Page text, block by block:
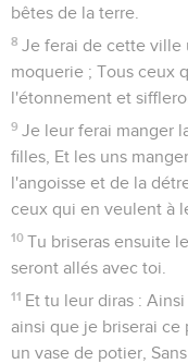
bêtes de la terre.
8 Je ferai de cette ville
moquerie ; Tous ceux
l'étonnement et
9 Je leur ferai manger
filles, Et les uns
l'angoisse et de la
ceux qui en veulent à
10 Tu briseras ensuite
seront allés avec toi.
11 Et tu leur diras :
ainsi que je briserai
un vase de potier,